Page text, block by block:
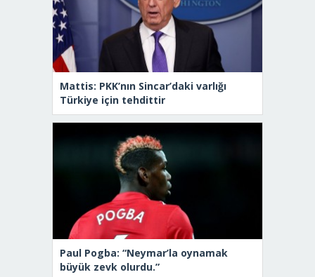
Mattis: PKK’nın Sincar’daki varlığı
Türkiye için tehdittir
Paul Pogba: “Neymar’la oynamak
büyük zevk olurdu.”